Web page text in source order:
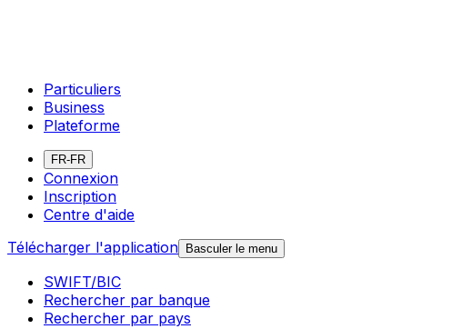
Particuliers
Business
Plateforme
FR-FR
Connexion
Inscription
Centre d'aide
Télécharger l'application Basculer le menu
SWIFT/BIC
Rechercher par banque
Rechercher par pays